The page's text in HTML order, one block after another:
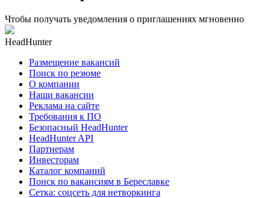
Чтобы получать уведомления о приглашениях мгновенно
HeadHunter
Размещение вакансий
Поиск по резюме
О компании
Наши вакансии
Реклама на сайте
Требования к ПО
Безопасный HeadHunter
HeadHunter API
Партнерам
Инвесторам
Каталог компаний
Поиск по вакансиям в Береславке
Сетка: соцсеть для нетворкинга